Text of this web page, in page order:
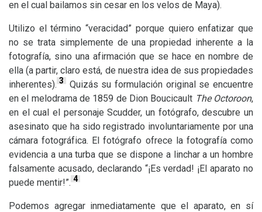
en el cual bailamos sin cesar en los velos de Maya).
Utilizo el término “veracidad” porque quiero enfatizar que
no se trata simplemente de una propiedad inherente a la
fotografía, sino una afirmación que se hace en nombre de
ella (a partir, claro está, de nuestra idea de sus propiedades
inherentes). 3
Quizás su formulación original se encuentre
en el melodrama de 1859 de Dion Boucicault The Octoroon,
en el cual el personaje Scudder, un fotógrafo, descubre un
asesinato que ha sido registrado involuntariamente por una
cámara fotográfica. El fotógrafo ofrece la fotografía como
evidencia a una turba que se dispone a linchar a un hombre
falsamente acusado, declarando “¡Es verdad! ¡El aparato no
puede mentir!”. 4
Podemos agregar inmediatamente que el aparato, en sí